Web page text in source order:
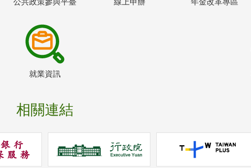
公共政策參與平臺 線上申辦 年金改革專區
就業資訊
相關連結